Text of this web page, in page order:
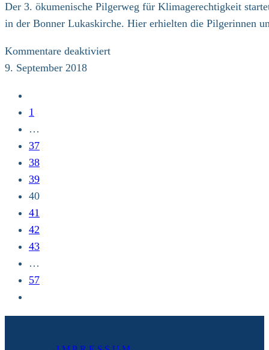
gestartet
Der 3. ökumenische Pilgerweg für Klimagerechtigkeit
in der Bonner Lukaskirche. Hier erhielten die Pilgerinnen
Kommentare deaktiviertfür
9. September 2018
vorherigen
Seite
1
…
37
38
39
40
41
42
43
…
57
nächsten